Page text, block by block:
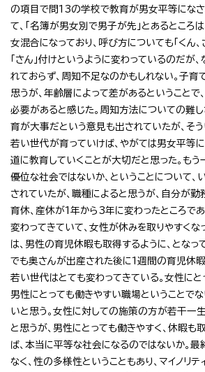
の項目で問13の学校で教育が男女平等にな
て、「名簿が男女別で男子が先」とあるところ
女混合になっており、呼び方についても「くん
「さん」付けというように変わっているのだが
れておらず、周知不足なのかもしれない。子育
思うが、年齢層によって差があるということで
必要があると感じた。周知方法についての難
育が大事だという意見も出されていたが、そ
若い世代が育っていけば、やがては男女平等
道に教育していくことが大切だと思った。も
優位な社会ではないか、ということについて、
されていたが、職種によると思うが、自分が勤
育休、産休が1年から3年に変わったところで
変わってきていて、女性が休みを取りやすくな
は、男性の育児休暇も取得するように、となっ
でも奥さんが出産された後に1週間の育児休暇
若い世代はとても変わってきている。女性にと
男性にとっても働きやすい職場ということで
いと思う。女性に対しての施策の方が若干一
と思うが、男性にとっても働きやすく、休暇も
ば、本当に平等な社会になるのではないか。
なく、性の多様性ということもあり、マイノリテ